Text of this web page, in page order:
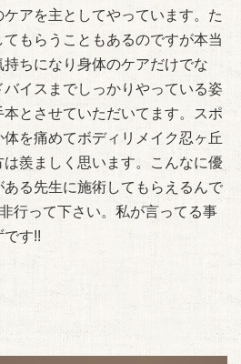
アを主としてやっています。た
もらうこともあるのですが本当
ちになり身体のケアだけでな
バイスまでしっかりやっている姿
とさせていただいてます。スポ
を痛めてボディリメイク忍ヶ丘
羨ましく思います。こんなに優
る先生に施術してもらえるんで
行って下さい。私が言ってる事
です!!